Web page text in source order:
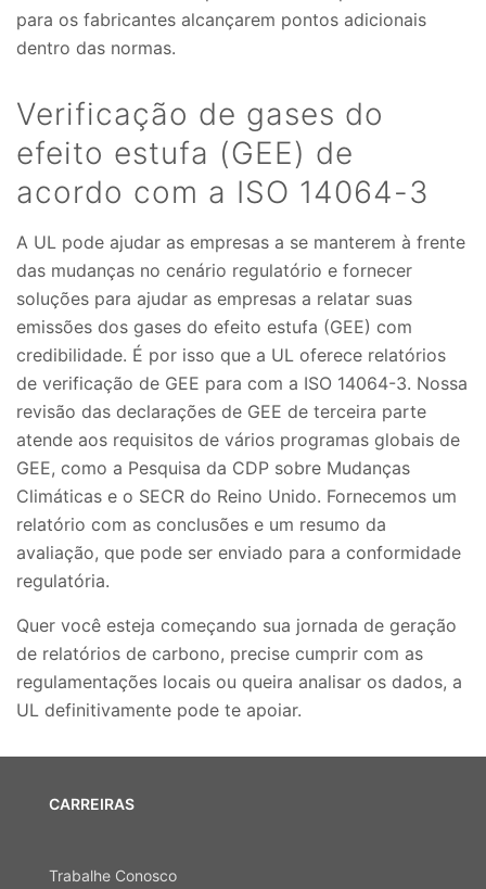
para os fabricantes alcançarem pontos adicionais
dentro das normas.
Verificação de gases do
efeito estufa (GEE) de
acordo com a ISO 14064-3
A UL pode ajudar as empresas a se manterem à frente
das mudanças no cenário regulatório e fornecer
soluções para ajudar as empresas a relatar suas
emissões dos gases do efeito estufa (GEE) com
credibilidade. É por isso que a UL oferece relatórios
de verificação de GEE para com a ISO 14064-3. Nossa
revisão das declarações de GEE de terceira parte
atende aos requisitos de vários programas globais de
GEE, como a Pesquisa da CDP sobre Mudanças
Climáticas e o SECR do Reino Unido. Fornecemos um
relatório com as conclusões e um resumo da
avaliação, que pode ser enviado para a conformidade
regulatória.
Quer você esteja começando sua jornada de geração
de relatórios de carbono, precise cumprir com as
regulamentações locais ou queira analisar os dados, a
UL definitivamente pode te apoiar.
CARREIRAS
Trabalhe Conosco